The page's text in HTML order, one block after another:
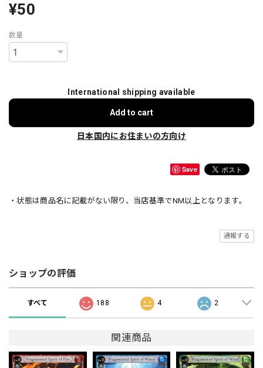
¥50
数量
International shipping available
Add to cart
日本国内にお住まいの方向け
Save
・状態は商品名に記載がない限り、当店基準でNM以上となります。
通報する
ショップの評価
すべて 188 4 2
関連商品